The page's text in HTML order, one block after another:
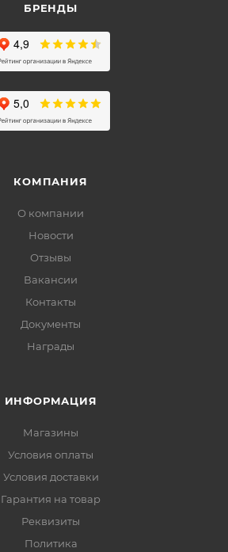
БРЕНДЫ
КОМПАНИЯ
О компании
Новости
Отзывы
Вакансии
Контакты
Документы
Награды
ИНФОРМАЦИЯ
Магазины
Условия оплаты
Условия доставки
Гарантия на товар
Реквизиты
Политика